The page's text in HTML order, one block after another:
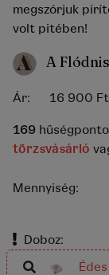
megszórjuk
volt pitében!
A Flódnis
Ár: 16 900 Ft
169
törzsvásárló
Mennyiség:
Doboz: